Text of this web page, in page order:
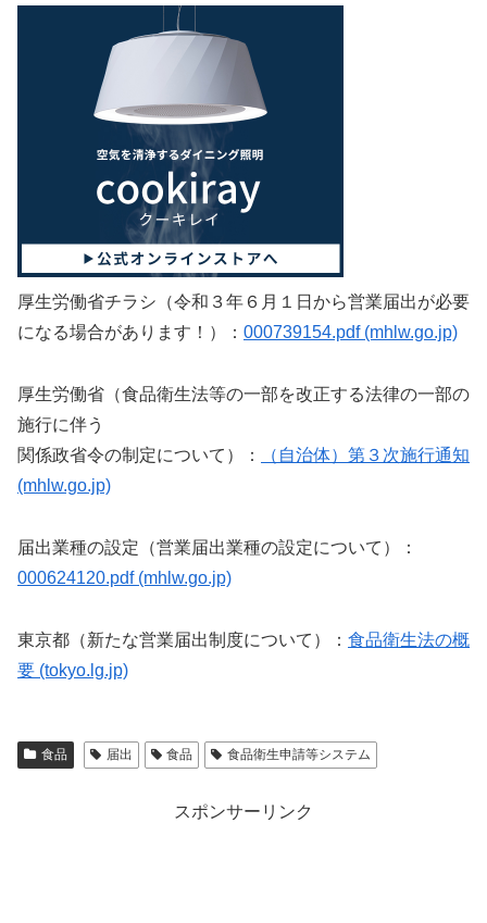
厚生労働省チラシ（令和３年６月１日から営業届出が必要
になる場合があります！）： 000739154.pdf (mhlw.go.jp)
厚生労働省（食品衛生法等の一部を改正する法律の一部の
施行に伴う
関係政省令の制定について）：
（自治体）第３次施行通知
(mhlw.go.jp)
届出業種の設定（営業届出業種の設定について）：
000624120.pdf (mhlw.go.jp)
東京都（新たな営業届出制度について）： 食品衛生法の概
要 (tokyo.lg.jp)
食品 届出 食品 食品衛生申請等システム
スポンサーリンク